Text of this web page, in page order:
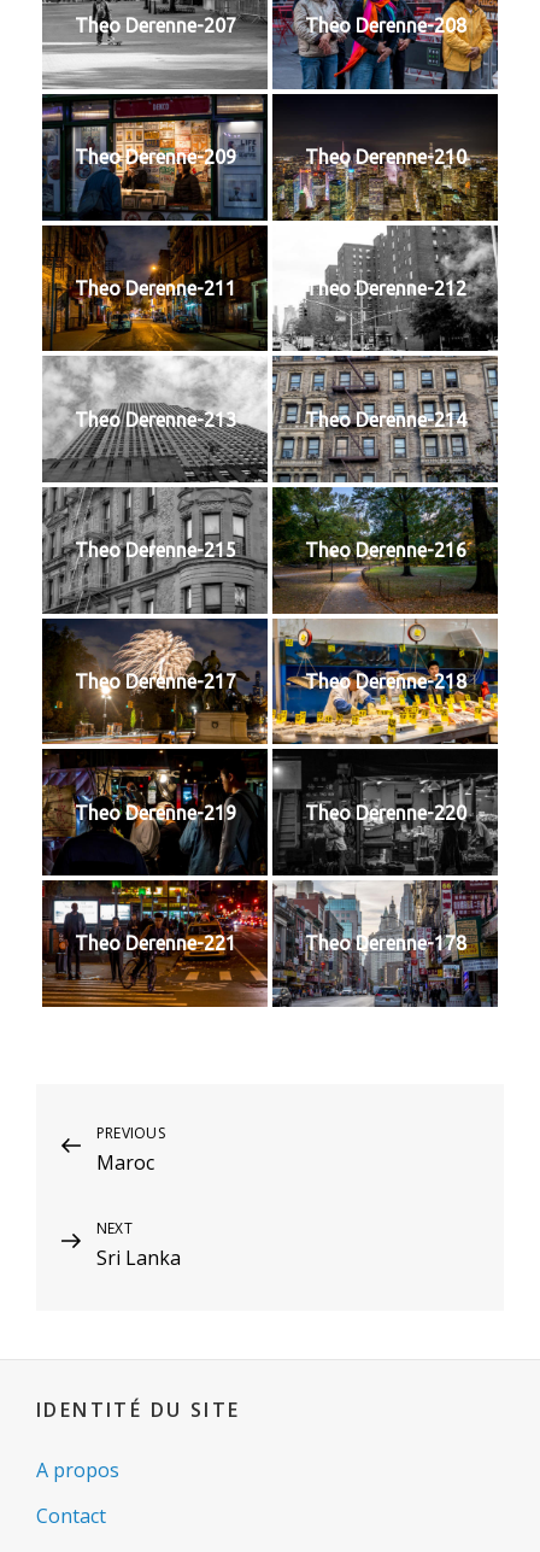
Theo Derenne-207 Theo Derenne-208
Theo Derenne-209 Theo Derenne-210
Theo Derenne-211 Theo Derenne-212
Theo Derenne-213 Theo Derenne-214
Theo Derenne-215 Theo Derenne-216
Theo Derenne-217 Theo Derenne-218
Theo Derenne-219 Theo Derenne-220
Theo Derenne-221 Theo Derenne-178
Navigation
de
l’article
Previous
Post
PREVIOUS
Maroc
Next
Post
NEXT
Sri Lanka
IDENTITÉ DU SITE
A propos
Contact